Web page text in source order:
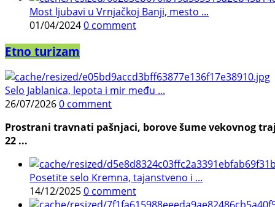
Most ljubavi u Vrnjačkoj Banji, mesto ...
01/04/20240 comment
Etno turizam
Selo Jablanica, lepota i mir među ...
26/07/20260 comment
Prostrani travnati pašnjaci, borove šume vekovnog
22 ...
Posetite selo Kremna, tajanstveno i ...
14/12/20250 comment